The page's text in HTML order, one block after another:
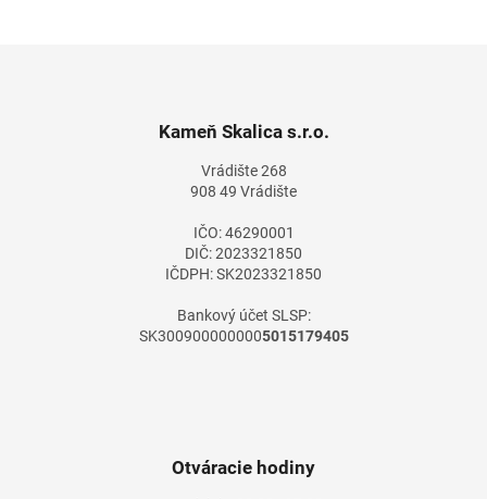
Kameň Skalica s.r.o.
Vrádište 268
908 49 Vrádište
IČO: 46290001
DIČ: 2023321850
IČDPH: SK2023321850
Bankový účet SLSP:
SK3009000000005015179405
Otváracie hodiny